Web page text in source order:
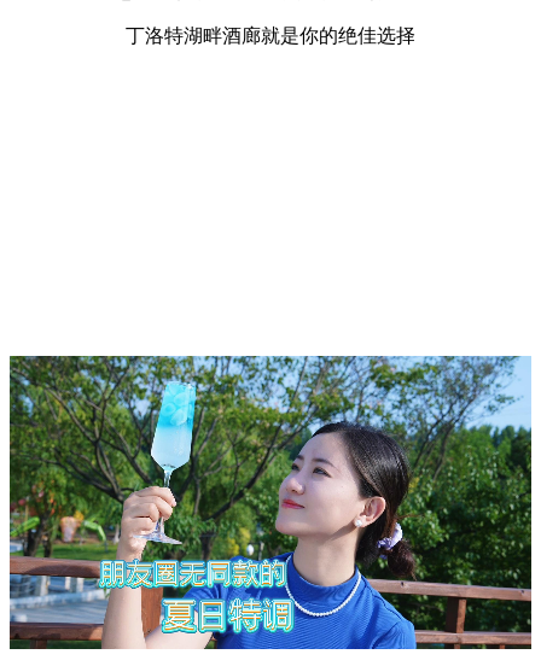
丁洛特湖畔酒廊就是你的绝佳选择